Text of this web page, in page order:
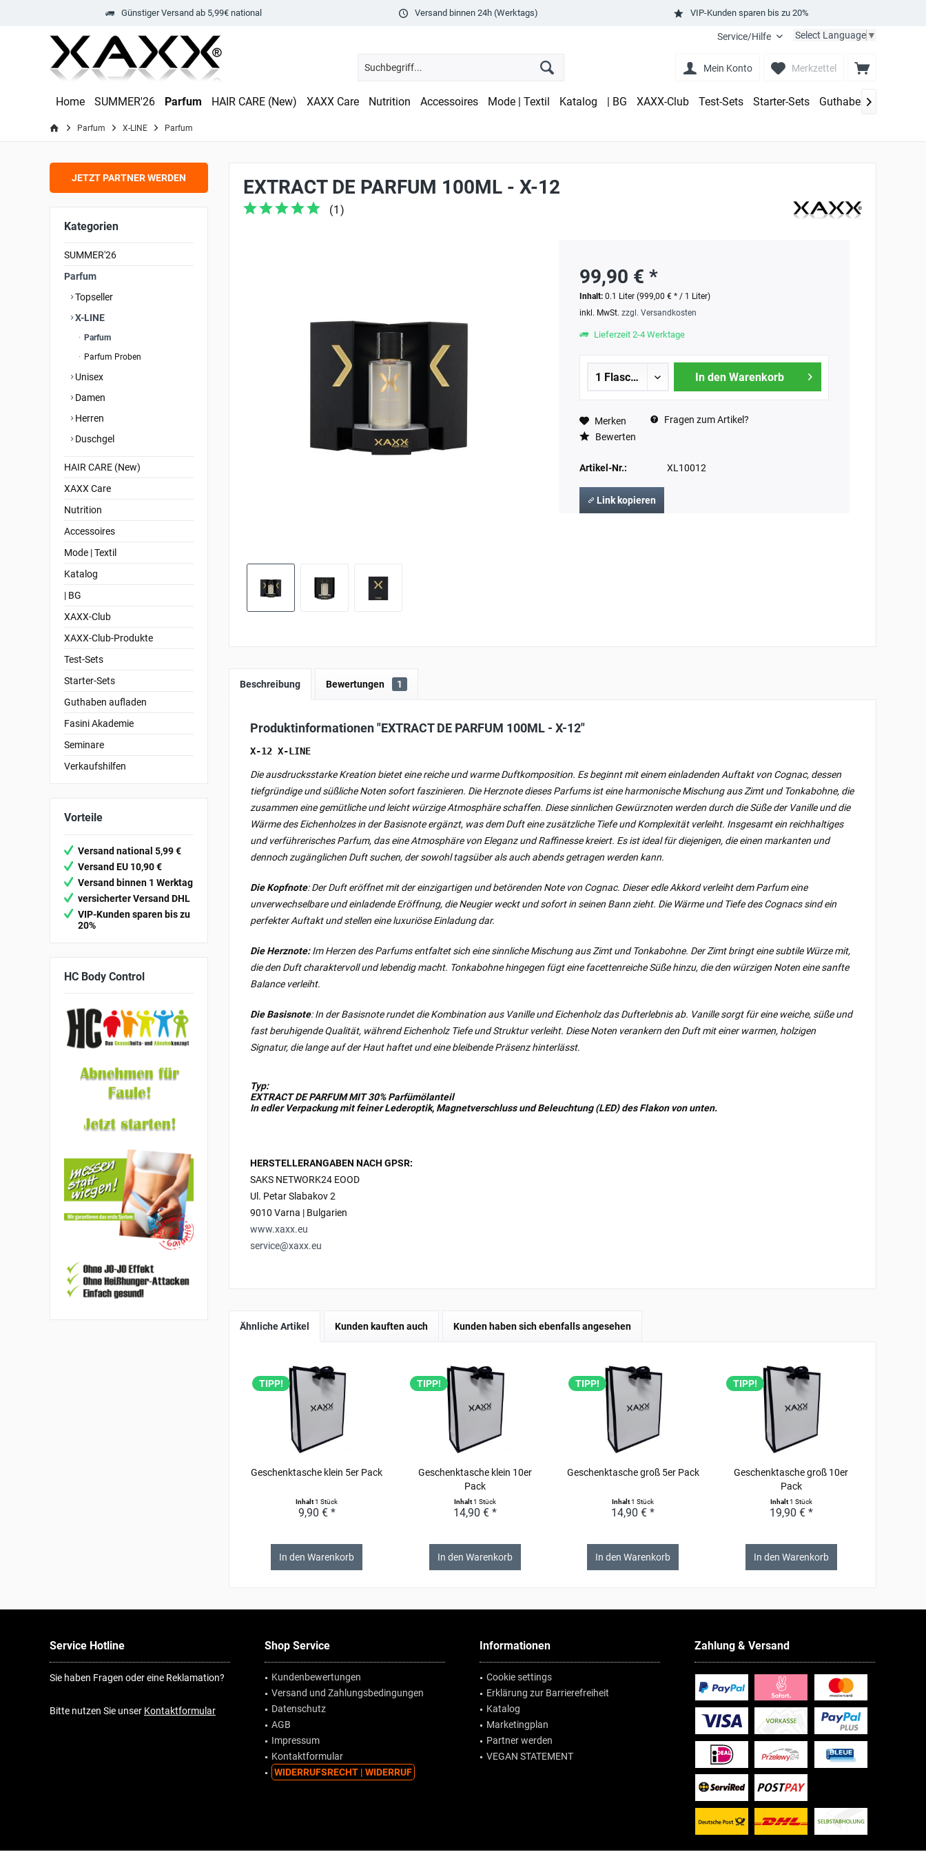
Günstiger Versand ab 5,99€ national Versand binnen 24h (Werktags) VIP-Kunden sparen bis zu 20%
Service/Hilfe Select Language ▼
Merkzettel
Mein Konto
Home SUMMER'26 Parfum HAIR CARE (New) XAXX Care Nutrition Accessoires Mode | Textil Katalog | BG XAXX-Club Test-Sets Starter-Sets Guthaben aufladen

Parfum X-LINE Parfum
JETZT PARTNER WERDEN
Kategorien
SUMMER'26
Parfum
Topseller
X-LINE
Parfum
Parfum Proben
Unisex
Damen
Herren
Duschgel
HAIR CARE (New)
XAXX Care
Nutrition
Accessoires
Mode | Textil
Katalog
| BG
XAXX-Club
XAXX-Club-Produkte
Test-Sets
Starter-Sets
Guthaben aufladen
Fasini Akademie
Seminare
Verkaufshilfen
Vorteile
Versand national 5,99 €
Versand EU 10,90 €
Versand binnen 1 Werktag
versicherter Versand DHL
VIP-Kunden sparen bis zu
20%
HC Body Control
EXTRACT DE PARFUM 100ML - X-12
(1 )
99,90 € *
Inhalt: 0.1 Liter (999,00 € * / 1 Liter)
inkl. MwSt. zzgl. Versandkosten
Lieferzeit 2-4 Werktage
In den Warenkorb
Merken
Fragen zum Artikel?
Bewerten
Artikel-Nr.: XL10012
Link kopieren
Beschreibung Bewertungen 1
Produktinformationen "EXTRACT DE PARFUM 100ML - X-12"
X-12 X-LINE
Die ausdrucksstarke Kreation bietet eine reiche und warme Duftkomposition. Es beginnt mit einem einladenden Auftakt von Cognac, dessen
tiefgründige und süßliche Noten sofort faszinieren. Die Herznote dieses Parfums ist eine harmonische Mischung aus Zimt und Tonkabohne, die
zusammen eine gemütliche und leicht würzige Atmosphäre schaffen. Diese sinnlichen Gewürznoten werden durch die Süße der Vanille und die
Wärme des Eichenholzes in der Basisnote ergänzt, was dem Duft eine zusätzliche Tiefe und Komplexität verleiht. Insgesamt ein reichhaltiges
und verführerisches Parfum, das eine Atmosphäre von Eleganz und Raffinesse kreiert. Es ist ideal für diejenigen, die einen markanten und
dennoch zugänglichen Duft suchen, der sowohl tagsüber als auch abends getragen werden kann.
Die Kopfnote: Der Duft eröffnet mit der einzigartigen und betörenden Note von Cognac. Dieser edle Akkord verleiht dem Parfum eine
unverwechselbare und einladende Eröffnung, die Neugier weckt und sofort in seinen Bann zieht. Die Wärme und Tiefe des Cognacs sind ein
perfekter Auftakt und stellen eine luxuriöse Einladung dar.
Die Herznote:Im Herzen des Parfums entfaltet sich eine sinnliche Mischung aus Zimt und Tonkabohne. Der Zimt bringt eine subtile Würze mit,
die den Duft charaktervoll und lebendig macht. Tonkabohne hingegen fügt eine facettenreiche Süße hinzu, die den würzigen Noten eine sanfte
Balance verleiht.
Die Basisnote: In der Basisnote rundet die Kombination aus Vanille und Eichenholz das Dufterlebnis ab. Vanille sorgt für eine weiche, süße und
fast beruhigende Qualität, während Eichenholz Tiefe und Struktur verleiht. Diese Noten verankern den Duft mit einer warmen, holzigen
Signatur, die lange auf der Haut haftet und eine bleibende Präsenz hinterlässt.
Typ:
EXTRACT DE PARFUM MIT 30%Parfümölanteil
In edler Verpackung mit feiner Lederoptik, Magnetverschluss und Beleuchtung (LED) des Flakon von unten.
HERSTELLERANGABEN NACH GPSR:
SAKS NETWORK24 EOOD
Ul. Petar Slabakov 2
9010 Varna | Bulgarien
www.xaxx.eu
service@xaxx.eu
Ähnliche Artikel Kunden kauften auch Kunden haben sich ebenfalls angesehen
TIPP!
Geschenktasche klein 5er Pack
Inhalt1 Stück
9,90 € *
In den Warenkorb
TIPP!
Geschenktasche klein 10er
Pack
Inhalt1 Stück
14,90 € *
In den Warenkorb
TIPP!
Geschenktasche groß 5er Pack
Inhalt1 Stück
14,90 € *
In den Warenkorb
TIPP!
Geschenktasche groß 10er
Pack
Inhalt1 Stück
19,90 € *
In den Warenkorb
Service Hotline
Sie haben Fragen oder eine Reklamation?
Bitte nutzen Sie unser Kontaktformular
Shop Service
Kundenbewertungen
Versand und Zahlungsbedingungen
Datenschutz
AGB
Impressum
Kontaktformular
WIDERRUFSRECHT | WIDERRUF
Informationen
Cookie settings
Erklärung zur Barrierefreiheit
Katalog
Marketingplan
Partner werden
VEGAN STATEMENT
Zahlung & Versand